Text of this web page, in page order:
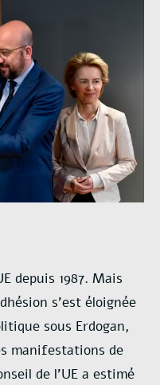
depuis 1987. Mais
s’est éloignée
sous Erdogan,
manifestations de
de l’UE a estimé